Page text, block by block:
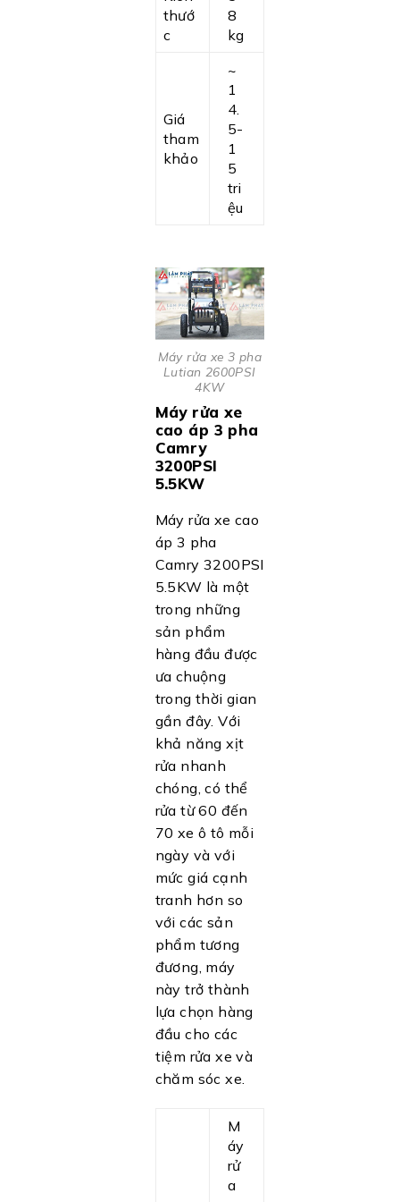
thướ
c
8
kg
Giá
tham
khảo
~
1
4.
5-
1
5
tri
ệu
Máy rửa xe 3 pha
Lutian 2600PSI
4KW
Máy rửa xe
cao áp 3 pha
Camry
3200PSI
5.5KW
Máy rửa xe cao
áp 3 pha
Camry 3200PSI
5.5KW là một
trong những
sản phẩm
hàng đầu được
ưa chuộng
trong thời gian
gần đây. Với
khả năng xịt
rửa nhanh
chóng, có thể
rửa từ 60 đến
70 xe ô tô mỗi
ngày và với
mức giá cạnh
tranh hơn so
với các sản
phẩm tương
đương, máy
này trở thành
lựa chọn hàng
đầu cho các
tiệm rửa xe và
chăm sóc xe.
M
áy
rử
a